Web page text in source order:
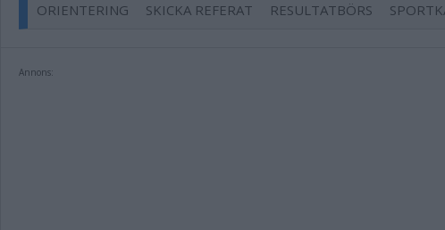
ORIENTERING
SKICKA REFERAT RESULTATBÖRS
Annons: